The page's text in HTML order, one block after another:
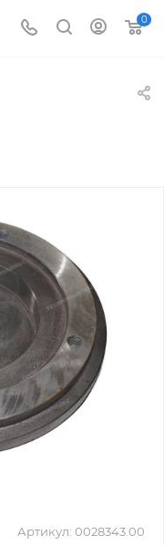
0
Артикул: 0028343.00